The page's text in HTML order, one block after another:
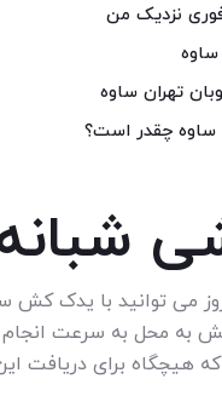
نزدیک من
تهران ساوه
چقدر است؟
می توانید با یدک
برای دریافت